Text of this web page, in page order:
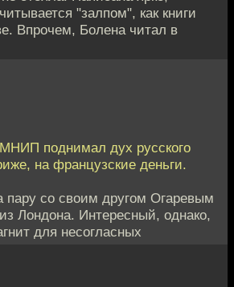
"залпом", как книги
Впрочем, Болена читал в
поднимал дух русского
на французские деньги.
со своим другом Огаревым
Лондона. Интересный, однако,
для несогласных